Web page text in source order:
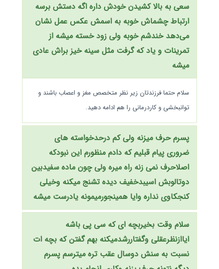
سعی به بالا کشیدن خودش داره اگه دستش برسه
ارتباط چشماش خوبه به اسمش عکس عمل نشان
می‌دهد خندشم خوبه ولی زود خسته میشه از
تمرینات و یاد که گرفت مثل سینه خیز براش عادی
میشه
سلام حتما فرزندتان زیر نظر متخصص مغز و اعصاب باشند و
توانبخشی و کاردرمانی را هم ادامه دهید.
پسرم حرف میزنه ولی کم درحدخواسته های
ضروری پیام قبلیم که دادم منظورم این نبودکه
اصلاحرف نمی زنه راه میره ولی چون ماده سفیدبین
دوتالوبش اسیبدخفیف دیده تشنج میکنه وخیلی
کنجکاوی نداره وایا همینجورمیمونه یادرست میشه
سلام وقت بخیربچه ای که سی پی باشه
ایاازنظرعقلی وگفتاررشدمیکنه بهم گفتن که بچه ات
نسبت به سنش دوسال عقب تره میترسم پسرم